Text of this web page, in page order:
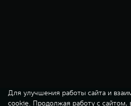
Для улучшения работы сайта и
cookie. Продолжая работу с